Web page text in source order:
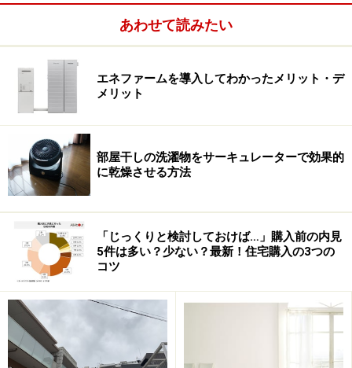
浴室とウッドデッキは直接出入りができる。隣接する洗面室
も同じ掃き出し窓にしてデッキに繋げた。浴室出入口も引き
戸なので、３枚の建具を開け放すと開放的な空間に
あわせて読みたい
エネファームを導入してわかったメリット・デ
メリット
部屋干しの洗濯物をサーキュレーターで効果的
に乾燥させる方法
「じっくりと検討しておけば…」購入前の内見
5件は多い？少ない？最新！住宅購入の3つの
コツ